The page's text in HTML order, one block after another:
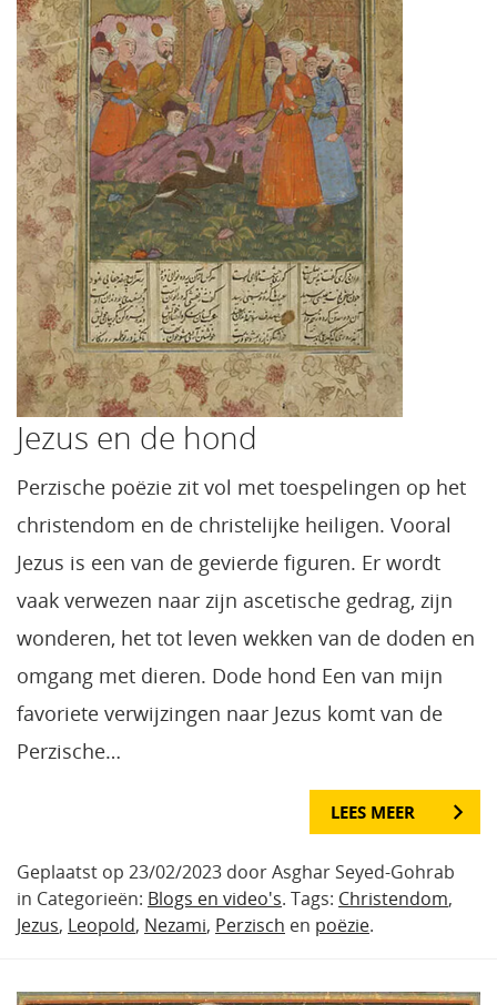
Jezus en de hond
Perzische poëzie zit vol met toespelingen op het
christendom en de christelijke heiligen. Vooral
Jezus is een van de gevierde figuren. Er wordt
vaak verwezen naar zijn ascetische gedrag, zijn
wonderen, het tot leven wekken van de doden en
omgang met dieren. Dode hond Een van mijn
favoriete verwijzingen naar Jezus komt van de
Perzische…
LEES MEER
Geplaatst op 23/02/2023 door Asghar Seyed-Gohrab
in Categorieën: Blogs en video's. Tags: Christendom,
Jezus, Leopold, Nezami, Perzisch en poëzie.